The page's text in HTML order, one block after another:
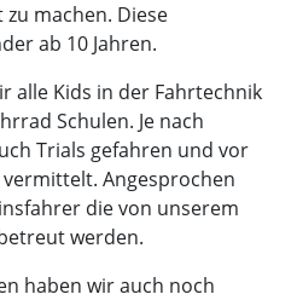
machen. Diese
ab 10 Jahren.
alle Kids in der Fahrtechnik
Schulen. Je nach
Trials gefahren und vor
Angesprochen
die von unserem
werden.
haben wir auch noch